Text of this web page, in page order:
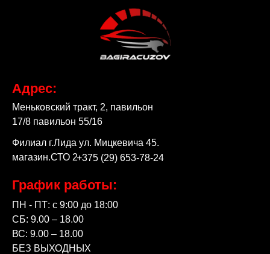
Адрес:
Меньковский тракт, 2, павильон
17/8 павильон 55/16
График работы:
ПН - ПТ: с 9:00 до 18:00
СБ: 9.00 – 18.00
ВС: 9.00 – 18.00
БЕЗ ВЫХОДНЫХ
Филиал г.Лида ул. Мицкевича 45.
магазин.СТО 2+375 (29) 653-78-24